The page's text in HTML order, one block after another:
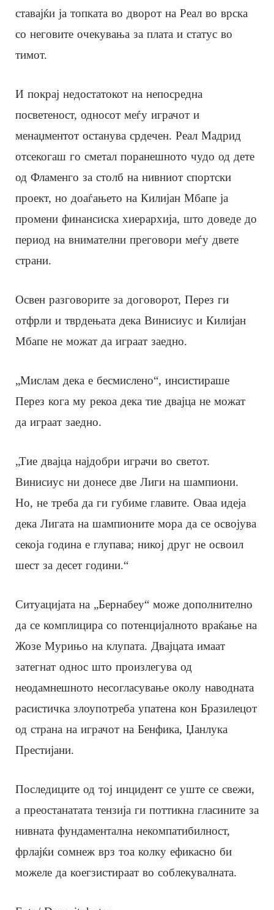
ставајќи ја топката во дворот на Реал во врска
со неговите очекувања за плата и статус во
тимот.
И покрај недостатокот на непосредна
посветеност, односот меѓу играчот и
менаџментот останува срдечен. Реал Мадрид
отсекогаш го сметал поранешното чудо од дете
од Фламенго за столб на нивниот спортски
проект, но доаѓањето на Килијан Мбапе ја
промени финансиска хиерархија, што доведе до
период на внимателни преговори меѓу двете
страни.
Освен разговорите за договорот, Перез ги
отфрли и тврдењата дека Винисиус и Килијан
Мбапе не можат да играат заедно.
„Мислам дека е бесмислено“, инсистираше
Перез кога му рекоа дека тие двајца не можат
да играат заедно.
„Тие двајца најдобри играчи во светот.
Винисиус ни донесе две Лиги на шампиони.
Но, не треба да ги губиме главите. Оваа идеја
дека Лигата на шампионите мора да се освојува
секоја година е глупава; никој друг не освоил
шест за десет години.“
Ситуацијата на „Бернабеу“ може дополнително
да се комплицира со потенцијалното враќање на
Жозе Мурињо на клупата. Двајцата имаат
затегнат однос што произлегува од
неодамнешното несогласување околу наводната
расистичка злоупотреба упатена кон Бразилецот
од страна на играчот на Бенфика, Џанлука
Престијани.
Последиците од тој инцидент се уште се свежи,
а преостанатата тензија ги поттикна гласините за
нивната фундаментална некомпатибилност,
фрлајќи сомнеж врз тоа колку ефикасно би
можеле да коегзистираат во соблекувалната.